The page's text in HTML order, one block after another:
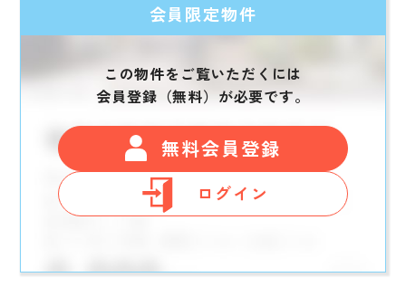
会員限定物件
この物件をご覧いただくには
会員登録（無料）が必要です。
無料会員登録
ログイン